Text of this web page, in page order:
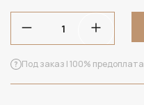
Под заказ | 100% предоплата